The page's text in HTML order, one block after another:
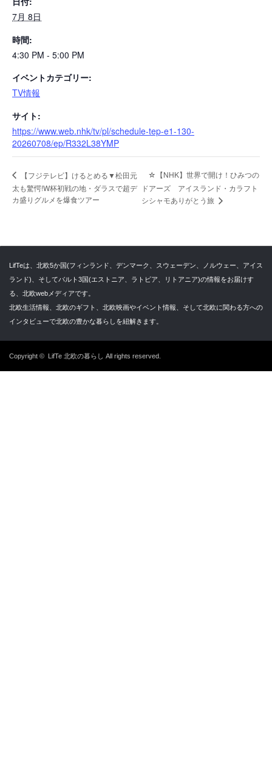
7月 8日
時間:
4:30 PM - 5:00 PM
イベントカテゴリー:
TV情報
サイト:
https://www.web.nhk/tv/pl/schedule-tep-e1-130-
20260708/ep/R332L38YMP
【フジテレビ】けるとめる▼松田元
太も驚愕!W杯初戦の地・ダラスで超デ
カ盛りグルメを爆食ツアー
☆【NHK】世界で開け！ひみつの
ドアーズ アイスランド・カラフト
シシャモありがとう旅
LifTeは、北欧5か国(フィンランド、デンマーク、スウェーデン、ノルウェー、アイス
ランド)、そしてバルト3国(エストニア、ラトビア、リトアニア)の情報をお届けす
る、北欧webメディアです。
北欧生活情報、北欧のギフト、北欧映画やイベント情報、そして北欧に関わる方への
インタビューで北欧の豊かな暮らしを紐解きます。
Copyright © LifTe 北欧の暮らし All rights reserved.